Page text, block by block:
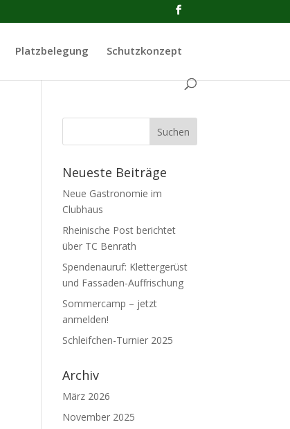
Platzbelegung Schutzkonzept
Neueste Beiträge
Neue Gastronomie im
Clubhaus
Rheinische Post berichtet
über TC Benrath
Spendenauruf: Klettergerüst
und Fassaden-Auffrischung
Sommercamp – jetzt
anmelden!
Schleifchen-Turnier 2025
Archiv
März 2026
November 2025